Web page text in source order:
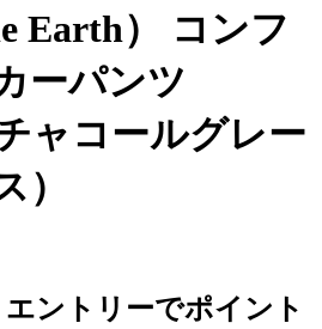
Earth） コンフ
ーパンツ
ャコールグレー
）
エントリーでポイント